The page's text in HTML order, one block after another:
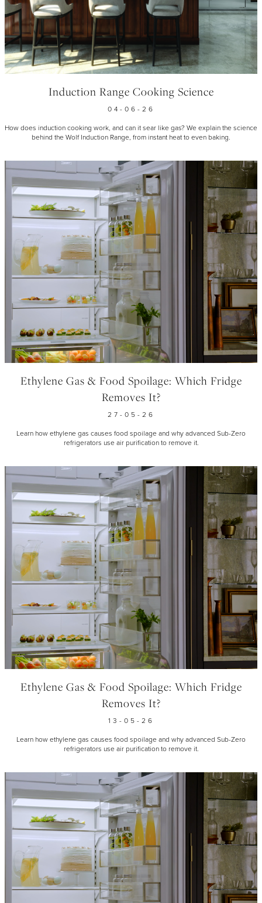
Induction Range Cooking Science
04-06-26
How does induction cooking work, and can it sear like gas? We explain the science
behind the Wolf Induction Range, from instant heat to even baking.
Ethylene Gas & Food Spoilage: Which Fridge
Removes It?
27-05-26
Learn how ethylene gas causes food spoilage and why advanced Sub-Zero
refrigerators use air purification to remove it.
Ethylene Gas & Food Spoilage: Which Fridge
Removes It?
13-05-26
Learn how ethylene gas causes food spoilage and why advanced Sub-Zero
refrigerators use air purification to remove it.